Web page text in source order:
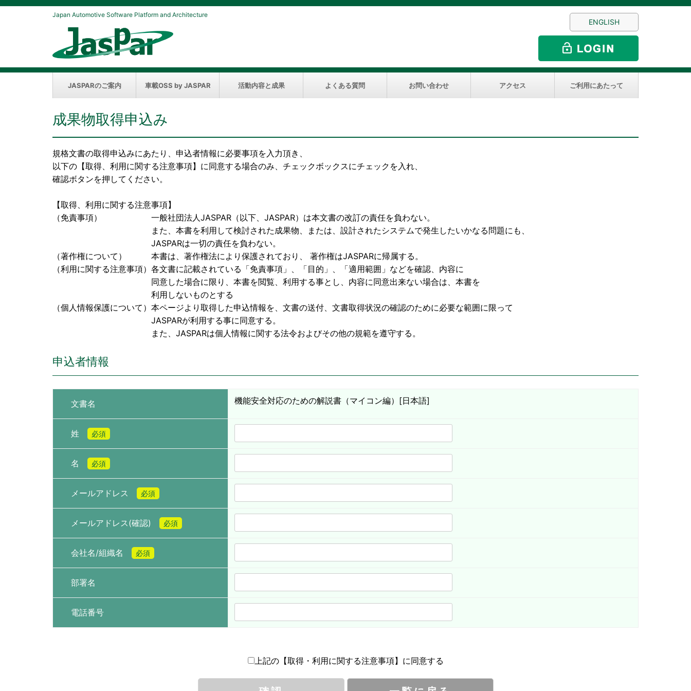
Japan Automotive Software Platform and Architecture
ENGLISH
JASPARのご案内 車載OSS by JASPAR 活動内容と成果 よくある質問 お問い合わせ アクセス ご利用にあたって
成果物取得申込み
規格文書の取得申込みにあたり、申込者情報に必要事項を入力頂き、
以下の【取得、利用に関する注意事項】に同意する場合のみ、チェックボックスにチェックを入れ、
確認ボタンを押してください。
【取得、利用に関する注意事項】
（免責事項） 一般社団法人JASPAR（以下、JASPAR）は本文書の改訂の責任を負わない。
また、本書を利用して検討された成果物、または、設計されたシステムで発生したいかなる問題にも、
JASPARは一切の責任を負わない。
（著作権について） 本書は、著作権法により保護されており、 著作権はJASPARに帰属する。
（利用に関する注意事項）各文書に記載されている「免責事項」、「目的」、「適用範囲」などを確認、内容に
同意した場合に限り、本書を閲覧、利用する事とし、内容に同意出来ない場合は、本書を
利用しないものとする
（個人情報保護について）本ページより取得した申込情報を、文書の送付、文書取得状況の確認のために必要な範囲に限って
JASPARが利用する事に同意する。
また、JASPARは個人情報に関する法令およびその他の規範を遵守する。
申込者情報
文書名 機能安全対応のための解説書（マイコン編）[日本語]
姓 必須
名 必須
メールアドレス 必須
メールアドレス(確認) 必須
会社名/組織名 必須
部署名
電話番号
上記の【取得・利用に関する注意事項】に同意する